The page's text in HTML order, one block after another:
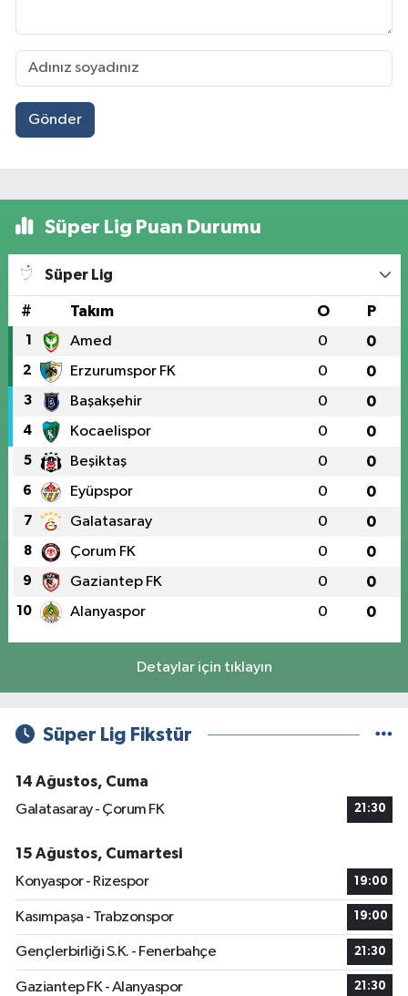
Gönder
Süper Lig Puan Durumu
Süper Lig
# Takım O P
1 Amed 0 0
2 Erzurumspor FK 0 0
3 Başakşehir 0 0
4 Kocaelispor 0 0
5 Beşiktaş 0 0
6 Eyüpspor 0 0
7 Galatasaray 0 0
8 Çorum FK 0 0
9 Gaziantep FK 0 0
10 Alanyaspor 0 0
Detaylar için tıklayın
Süper Lig Fikstür
14 Ağustos, Cuma
Galatasaray - Çorum FK
21:30
15 Ağustos, Cumartesi
Konyaspor - Rizespor
19:00
Kasımpaşa - Trabzonspor 19:00
Gençlerbirliği S.K. - Fenerbahçe 21:30
Gaziantep FK - Alanyaspor 21:30